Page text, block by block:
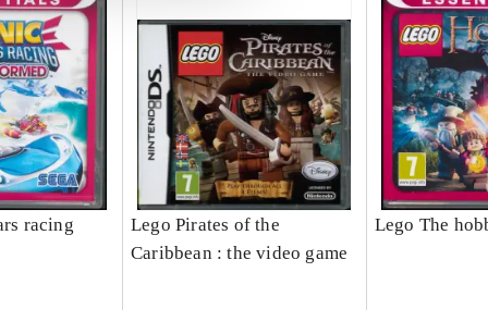
racing
Lego Pirates of the
Caribbean : the video game
Lego The